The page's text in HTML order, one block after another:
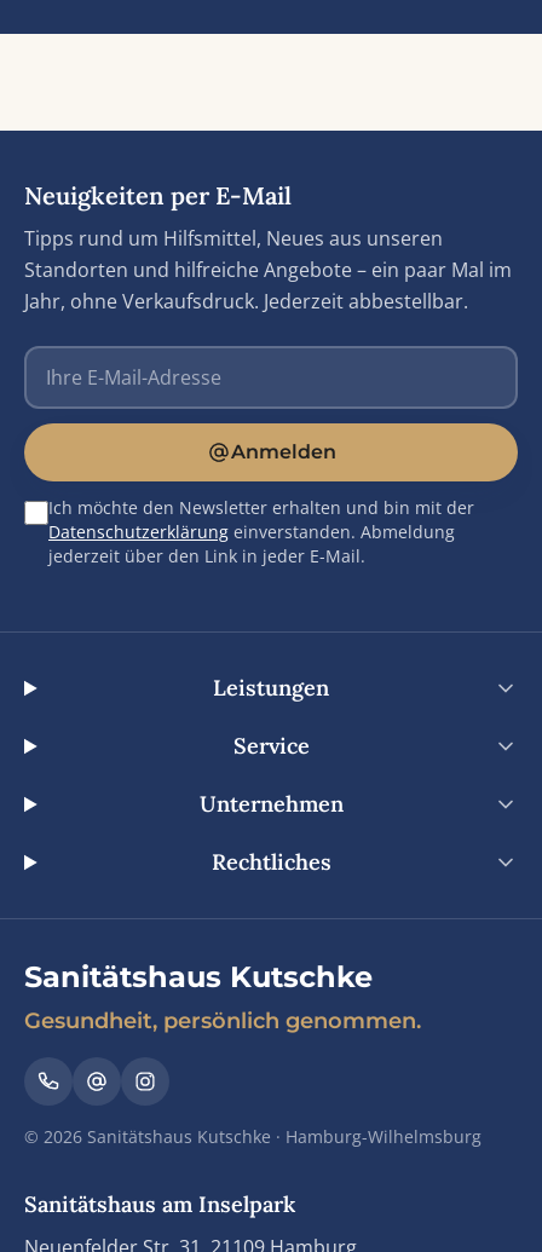
Neuigkeiten per E-Mail
Tipps rund um Hilfsmittel, Neues aus unseren
Standorten und hilfreiche Angebote – ein paar Mal im
Jahr, ohne Verkaufsdruck. Jederzeit abbestellbar.
E-Mail-Adresse
Anmelden
Ich möchte den Newsletter erhalten und bin mit der
Datenschutzerklärung einverstanden. Abmeldung
jederzeit über den Link in jeder E-Mail.
Leistungen
Service
Unternehmen
Rechtliches
Sanitätshaus Kutschke
Gesundheit, persönlich genommen.
© 2026 Sanitätshaus Kutschke · Hamburg-Wilhelmsburg
Sanitätshaus am Inselpark